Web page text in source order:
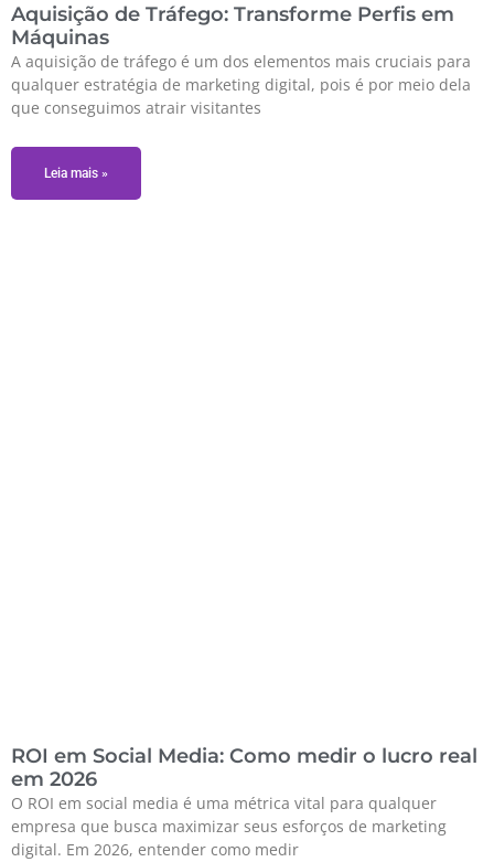
Aquisição de Tráfego: Transforme Perfis em
Máquinas
A aquisição de tráfego é um dos elementos mais cruciais para
qualquer estratégia de marketing digital, pois é por meio dela
que conseguimos atrair visitantes
Leia mais »
ROI em Social Media: Como medir o lucro real
em 2026
O ROI em social media é uma métrica vital para qualquer
empresa que busca maximizar seus esforços de marketing
digital. Em 2026, entender como medir